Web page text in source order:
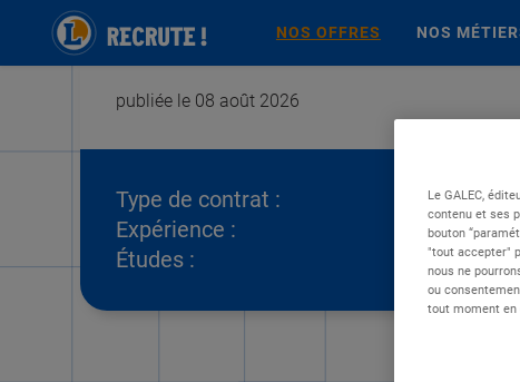
NOS OFFRES NOS
publiée le 08 août 2026
Type de contrat :
Expérience :
Études :
Le GALEC,
contenu et ses
bouton
"tout accepter"
nous ne
ou
tout moment en